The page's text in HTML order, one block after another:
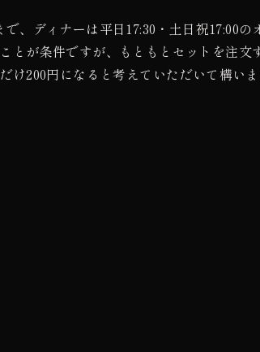
で、ディナーは平日17:30・土日祝17:00
とが条件ですが、もともとセットを注
け200円になると考えていただいて構いま